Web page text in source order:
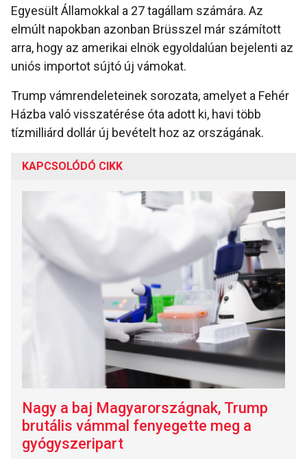
Egyesült Államokkal a 27 tagállam számára. Az
elmúlt napokban azonban Brüsszel már számított
arra, hogy az amerikai elnök egyoldalúan bejelenti az
uniós importot sújtó új vámokat.
Trump vámrendeleteinek sorozata, amelyet a Fehér
Házba való visszatérése óta adott ki, havi több
tízmilliárd dollár új bevételt hoz az országának.
KAPCSOLÓDÓ CIKK
Nagy a baj Magyarországnak, Trump
brutális vámmal fenyegette meg a
gyógyszeripart